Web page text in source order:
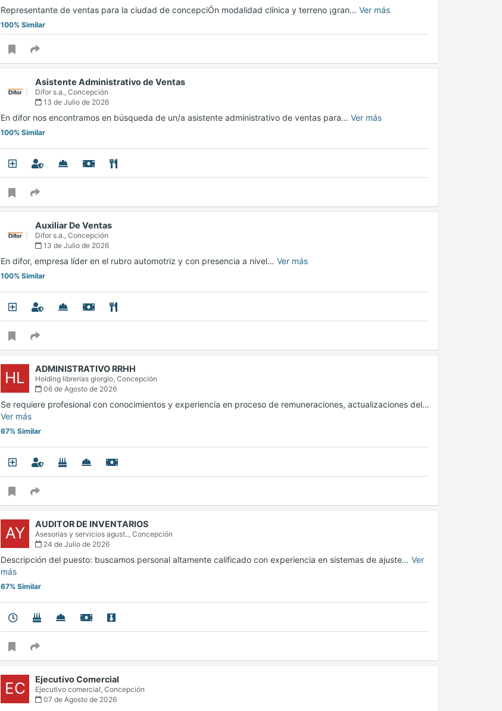
Representante de ventas para la ciudad de concepciÓn modalidad clínica y terreno ¡gran… Ver más
100% Similar
Asistente Administrativo de Ventas
Difor s.a., Concepción
13 de Julio de 2026
En difor nos encontramos en búsqueda de un/a asistente administrativo de ventas para… Ver más
100% Similar
Auxiliar De Ventas
Difor s.a., Concepción
13 de Julio de 2026
En difor, empresa líder en el rubro automotriz y con presencia a nivel… Ver más
100% Similar
HL ADMINISTRATIVO RRHH
Holding librerias giorgio, Concepción
06 de Agosto de 2026
Se requiere profesional con conocimientos y experiencia en proceso de remuneraciones, actualizaciones del…
Ver más
67% Similar
AY AUDITOR DE INVENTARIOS
Asesorias y servicios agust.., Concepción
24 de Julio de 2026
Descripción del puesto: buscamos personal altamente calificado con experiencia en sistemas de ajuste… Ver
más
67% Similar
EC Ejecutivo Comercial
Ejecutivo comercial, Concepción
07 de Agosto de 2026